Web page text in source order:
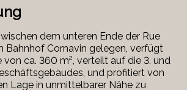
dem unteren Ende der Rue
Bahnhof Cornavin gelegen, verfügt
von ca. 360 m², verteilt auf die 3. und
und profitiert von
Lage in unmittelbarer Nähe zu